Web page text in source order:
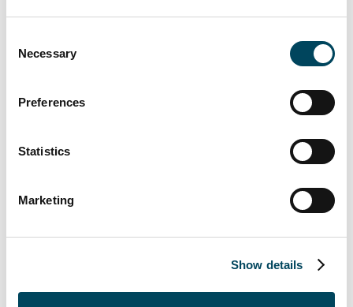
Selection
Necessary
Preferences
Statistics
Marketing
Show details
Informationen lämnades, genom ovanstående
den 11 maj 2020 kl 17.15 CET.
fastighetsinvesteringar och fondförvaltning,
förvaltar kapital om cirka 160 miljarder
mer på